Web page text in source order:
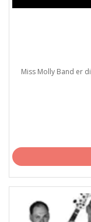
Miss Molly Band er